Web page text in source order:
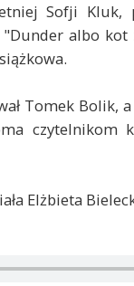
Sofji Kluk,
"Dunder albo
Tomek Bolik, a
czytelnikom
Elżbieta